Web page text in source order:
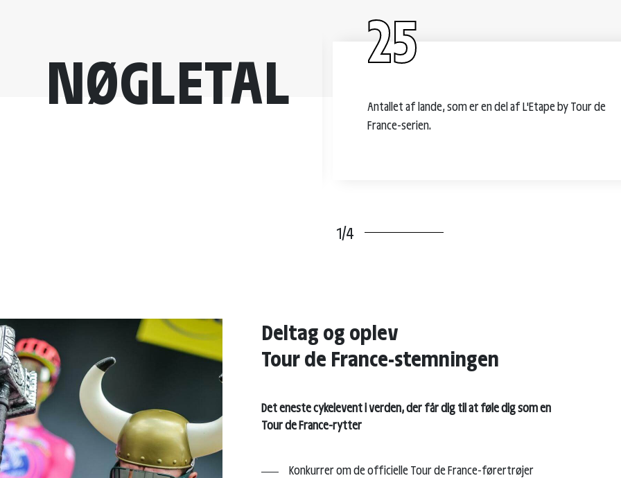
NØGLETAL
Fans langs vejene under enkeltstarten på 1. etape af Tour
25
Antallet af lande, som er en del af L'Etape by Tour de
France-serien.
1/4
Deltag og oplev
Tour de France-stemningen
Det eneste cykelevent i verden, der får dig til at føle dig som en
Tour de France-rytter
Konkurrer om de officielle Tour de France-førertrøjer